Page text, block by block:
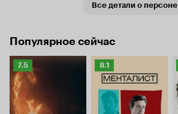
Все детали о персоне
Популярное сейчас
Рейтинг
Кинопоиска
7.5
7.5
Рейтинг
Кинопоиска
8.1
8.1